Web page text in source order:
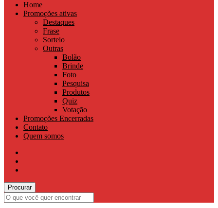
Home
Promoções ativas
Destaques
Frase
Sorteio
Outras
Bolão
Brinde
Foto
Pesquisa
Produtos
Quiz
Votação
Promoções Encerradas
Contato
Quem somos